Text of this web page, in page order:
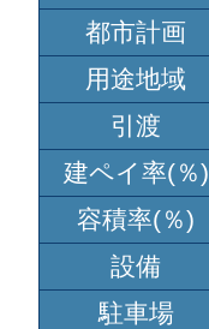
都市計画
用途地域
引渡
建ペイ率(％)
容積率(％)
設備
駐車場